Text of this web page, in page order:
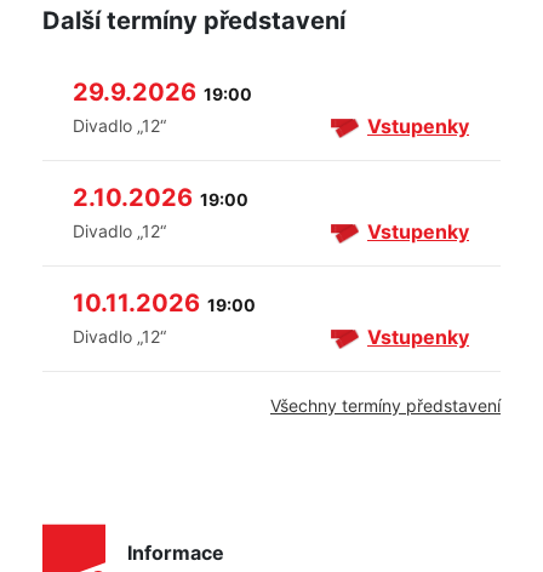
Informace
Další termíny představení
29.9.2026 19:00
Divadlo „12“
Vstupenky
2.10.2026 19:00
Divadlo „12“
Vstupenky
10.11.2026 19:00
Divadlo „12“
Vstupenky
Všechny termíny představení